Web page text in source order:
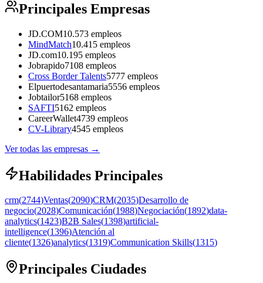
Principales Empresas
JD.COM10.573 empleos
MindMatch10.415 empleos
JD.com10.195 empleos
Jobrapido7108 empleos
Cross Border Talents5777 empleos
Elpuertodesantamaria5556 empleos
Jobtailor5168 empleos
SAFTI5162 empleos
CareerWallet4739 empleos
CV-Library4545 empleos
Ver todas las empresas →
Habilidades Principales
crm(2744)Ventas(2090)CRM(2035)Desarrollo de
negocio(2028)Comunicación(1988)Negociación(1892)data-
analytics(1423)B2B Sales(1398)artificial-
intelligence(1396)Atención al
cliente(1326)analytics(1319)Communication Skills(1315)
Principales Ciudades